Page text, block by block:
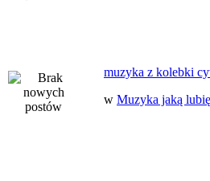
muzyka z kolebki
w Muzyka jaką lubię